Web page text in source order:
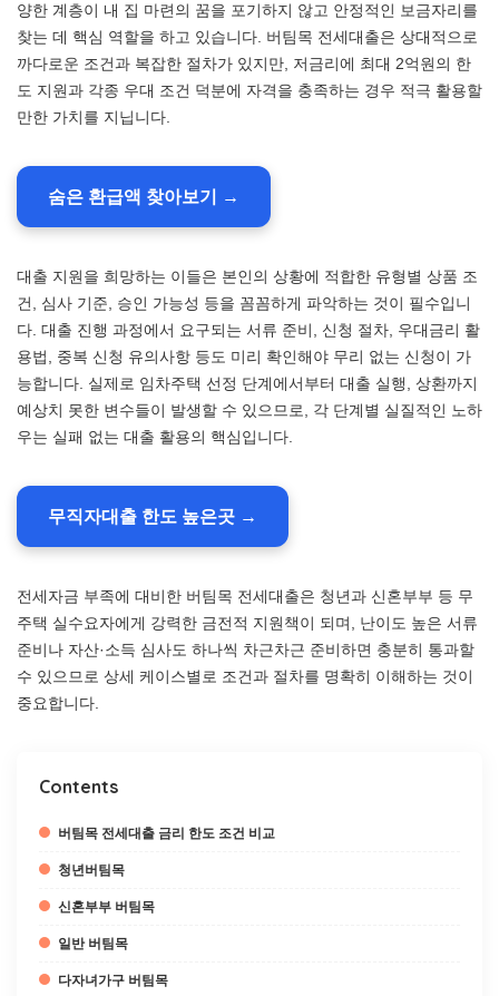
양한 계층이 내 집 마련의 꿈을 포기하지 않고 안정적인 보금자리를
찾는 데 핵심 역할을 하고 있습니다. 버팀목 전세대출은 상대적으로
까다로운 조건과 복잡한 절차가 있지만, 저금리에 최대 2억원의 한
도 지원과 각종 우대 조건 덕분에 자격을 충족하는 경우 적극 활용할
만한 가치를 지닙니다.
숨은 환급액 찾아보기 →
대출 지원을 희망하는 이들은 본인의 상황에 적합한 유형별 상품 조
건, 심사 기준, 승인 가능성 등을 꼼꼼하게 파악하는 것이 필수입니
다. 대출 진행 과정에서 요구되는 서류 준비, 신청 절차, 우대금리 활
용법, 중복 신청 유의사항 등도 미리 확인해야 무리 없는 신청이 가
능합니다. 실제로 임차주택 선정 단계에서부터 대출 실행, 상환까지
예상치 못한 변수들이 발생할 수 있으므로, 각 단계별 실질적인 노하
우는 실패 없는 대출 활용의 핵심입니다.
무직자대출 한도 높은곳 →
전세자금 부족에 대비한 버팀목 전세대출은 청년과 신혼부부 등 무
주택 실수요자에게 강력한 금전적 지원책이 되며, 난이도 높은 서류
준비나 자산·소득 심사도 하나씩 차근차근 준비하면 충분히 통과할
수 있으므로 상세 케이스별로 조건과 절차를 명확히 이해하는 것이
중요합니다.
Contents
버팀목 전세대출 금리 한도 조건 비교
청년버팀목
신혼부부 버팀목
일반 버팀목
다자녀가구 버팀목